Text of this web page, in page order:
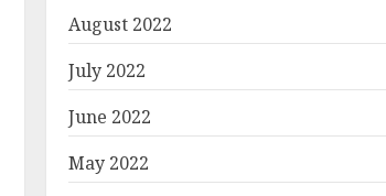
August 2022
July 2022
June 2022
May 2022